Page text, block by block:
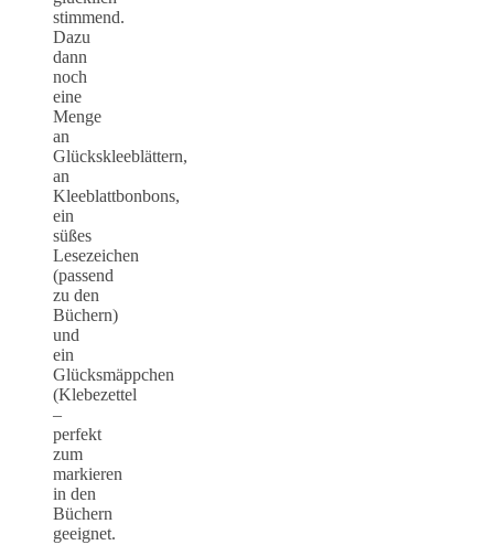
stimmend.
Dazu
dann
noch
eine
Menge
an
Glückskleeblättern,
an
Kleeblattbonbons,
ein
süßes
Lesezeichen
(passend
zu den
Büchern)
und
ein
Glücksmäppchen
(Klebezettel
–
perfekt
zum
markieren
in den
Büchern
geeignet.